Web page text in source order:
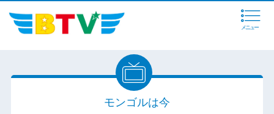
メニュー
モンゴルは今